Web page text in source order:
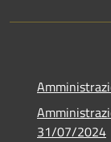
31/07/2024